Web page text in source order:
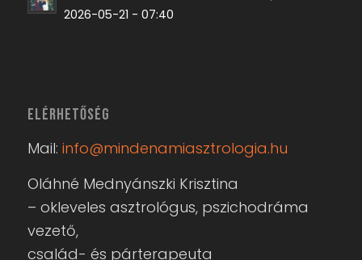
2026-05-21 - 07:40
ELÉRHETŐSÉG
Mail: info@mindenamiasztrologia.hu
Oláhné Mednyánszki Krisztina
– okleveles asztrológus, pszichodráma
vezető,
család- és párterapeuta